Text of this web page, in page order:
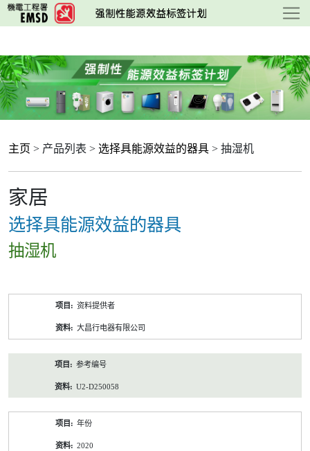
跳
至
要
内
容
主页 > 产品列表 > 选择具能源效益的器具 > 抽湿机
家居
选择具能源效益的器具
抽湿机
资料提供者
大昌行电器有限公司
参考编号
U2-D250058
年份
2020